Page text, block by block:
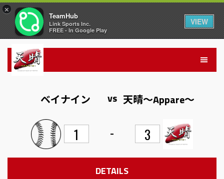
ベイナイン vs 天晴〜Appare〜
1 - 3
DETAILS
×
TeamHub
Link Sports Inc.
FREE - In Google Play
VIEW